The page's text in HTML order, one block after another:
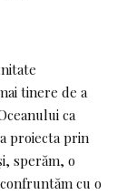
tinere de a
ca
proiecta prin
sperăm, o
cu o